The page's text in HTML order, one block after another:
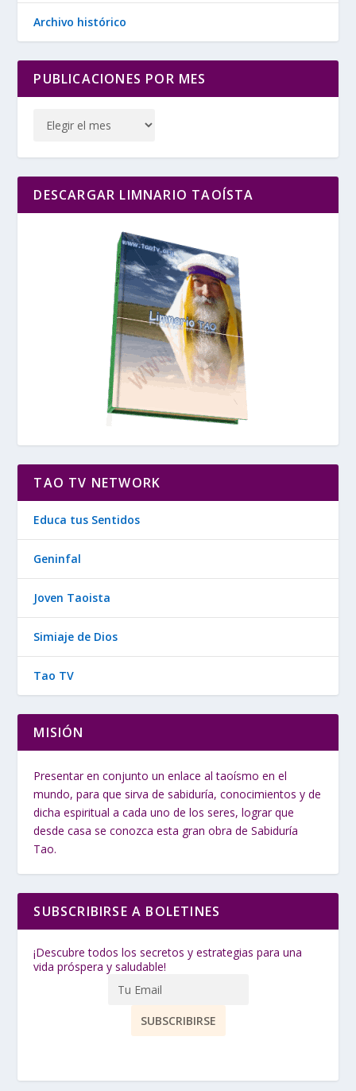
Archivo histórico
PUBLICACIONES POR MES
DESCARGAR LIMNARIO TAOÍSTA
TAO TV NETWORK
Educa tus Sentidos
Geninfal
Joven Taoista
Simiaje de Dios
Tao TV
MISIÓN
Presentar en conjunto un enlace al taoísmo en el
mundo, para que sirva de sabiduría, conocimientos y de
dicha espiritual a cada uno de los seres, lograr que
desde casa se conozca esta gran obra de Sabiduría
Tao.
SUBSCRIBIRSE A BOLETINES
¡Descubre todos los secretos y estrategias para una
vida próspera y saludable!